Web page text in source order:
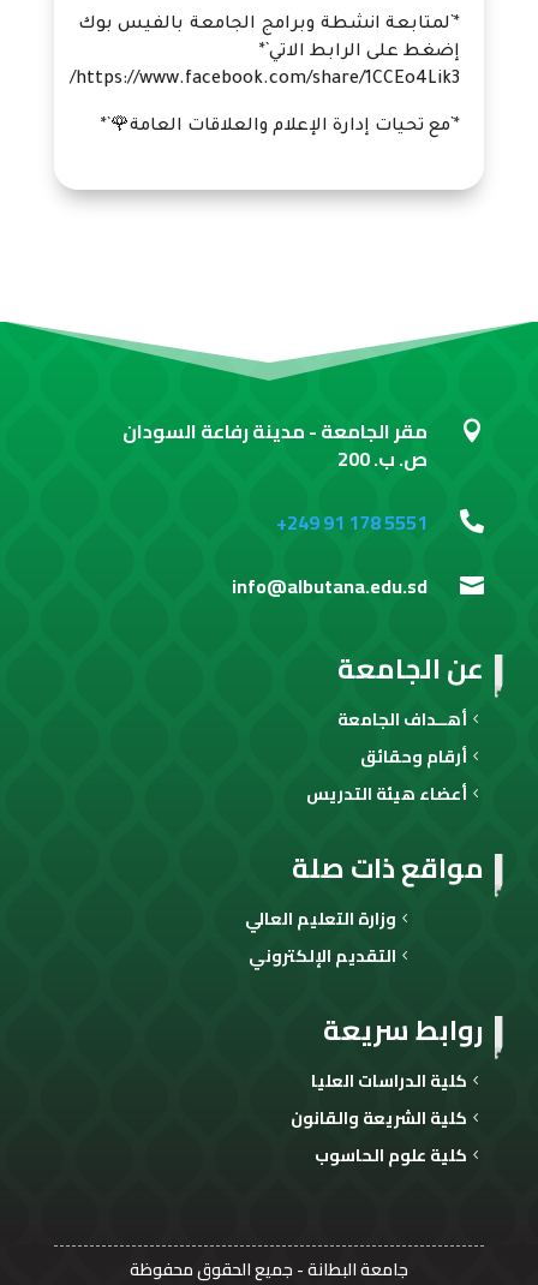
*`لمتابعة انشطة وبرامج الجامعة بالفيس بوك
إضغط على الرابط الاتي`*
https://www.facebook.com/share/1CCEo4Lik3/
*`مع تحيات إدارة الإعلام والعلاقات العامة🌹`*
روابط سريعة
كلية الدراسات العليا
كلية الشريعة والقانون
كلية علوم الحاسوب
مواقع ذات صلة
وزارة التعليم العالي
التقديم الإلكتروني
عن الجامعة
أهــداف الجامعة
أرقام وحقائق
أعضاء هيئة التدريس
 مقر الجامعة - مدينة رفاعة السودان
ص. ب. 200

+249 91 178 5551

info@albutana.edu.sd
جامعة البطانة- جميع الحقوق محفوظة